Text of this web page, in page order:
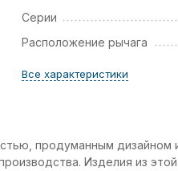
Серии
Расположение рычага
Все характеристики
продуманным дизайном
Изделия из этой